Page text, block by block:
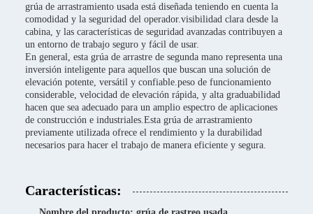
grúa de arrastramiento usada está diseñada teniendo en cuenta la
comodidad y la seguridad del operador.visibilidad clara desde la
cabina, y las características de seguridad avanzadas contribuyen a
un entorno de trabajo seguro y fácil de usar.
En general, esta grúa de arrastre de segunda mano representa una
inversión inteligente para aquellos que buscan una solución de
elevación potente, versátil y confiable.peso de funcionamiento
considerable, velocidad de elevación rápida, y alta graduabilidad
hacen que sea adecuado para un amplio espectro de aplicaciones
de construcción e industriales.Esta grúa de arrastramiento
previamente utilizada ofrece el rendimiento y la durabilidad
necesarios para hacer el trabajo de manera eficiente y segura.
Características: